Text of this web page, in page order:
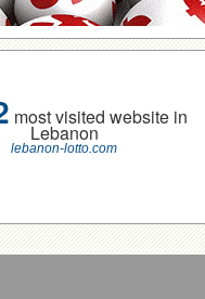
most visited website in
Lebanon
lebanon-lotto.com